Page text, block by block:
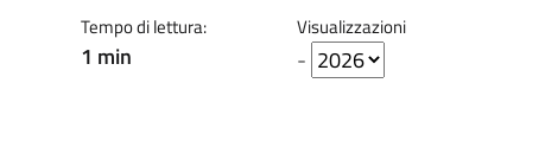
Tempo di lettura:
1 min
Visualizzazioni
-